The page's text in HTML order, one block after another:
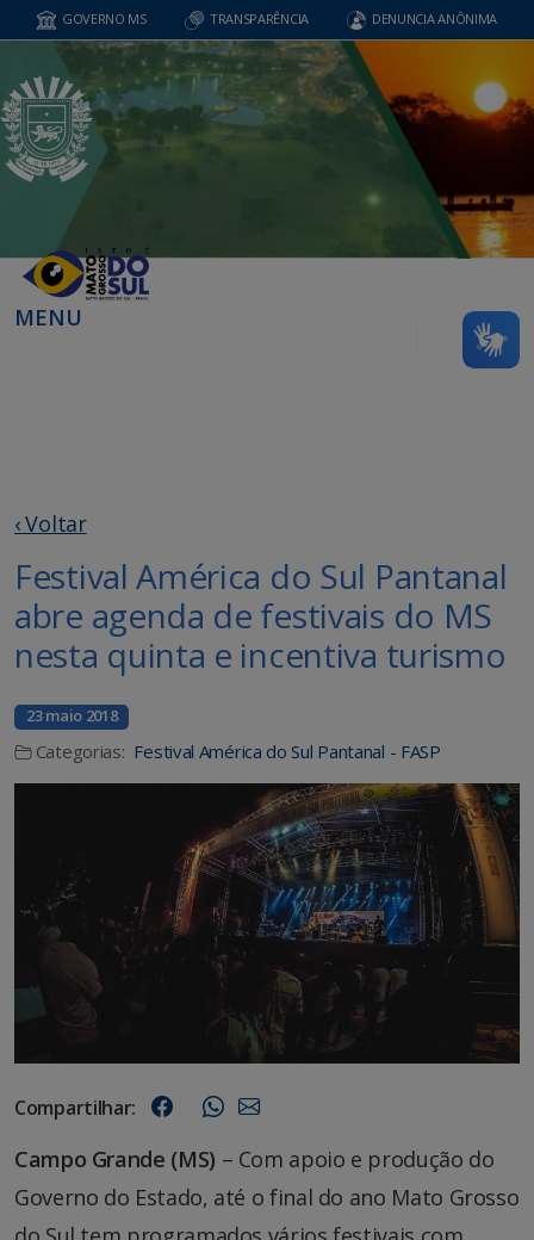
GOVERNO MS TRANSPARÊNCIA DENUNCIA ANÔNIMA
MENU
‹ Voltar
Festival América do Sul Pantanal
abre agenda de festivais do MS
nesta quinta e incentiva turismo
23 maio 2018
Categorias: Festival América do Sul Pantanal - FASP
Compartilhar:
Campo Grande (MS) – Com apoio e produção do
Governo do Estado, até o final do ano Mato Grosso